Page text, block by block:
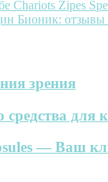
Chariots Zipes
Бионик: отзывы
зрения
для
— Ваш